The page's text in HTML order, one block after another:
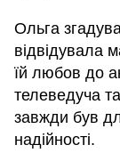
Ольга
відвідувала
їй любов до
телеведуча
завжди був
надійності.